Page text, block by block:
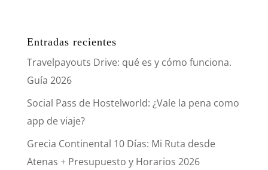
Entradas recientes
Travelpayouts Drive: qué es y cómo funciona.
Guía 2026
Social Pass de Hostelworld: ¿Vale la pena como
app de viaje?
Grecia Continental 10 Días: Mi Ruta desde
Atenas + Presupuesto y Horarios 2026